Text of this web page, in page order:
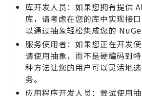
库开发人员：如果您拥有提供
库，请考虑在您的库中实现接
以通过抽象轻松集成您的
服务使用者：如果您正在开发使
请使用抽象，而不是硬编码到
种方法让您的用户可以灵活地
务。
应用程序开发人员：尝试使用